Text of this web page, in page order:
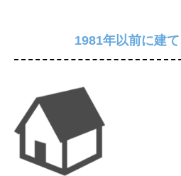
1981年以前に建